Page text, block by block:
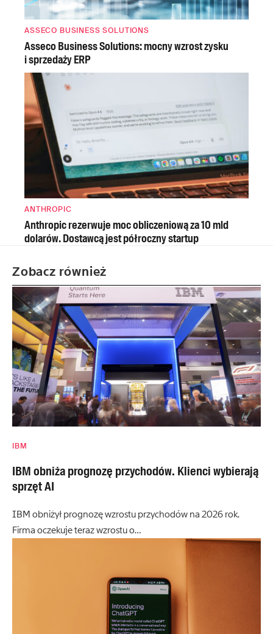
ASSECO BUSINESS SOLUTIONS
Asseco Business Solutions: mocny wzrost zysku
i sprzedaży ERP
ANTHROPIC
Anthropic rezerwuje moc obliczeniową za 10 mld
dolarów. Dostawcą jest półroczny startup
Zobacz również
IBM
IBM obniża prognozę przychodów. Klienci wybierają
sprzęt AI
IBM obniżył prognozę wzrostu przychodów na 2026 rok.
Firma oczekuje teraz wzrostu o…